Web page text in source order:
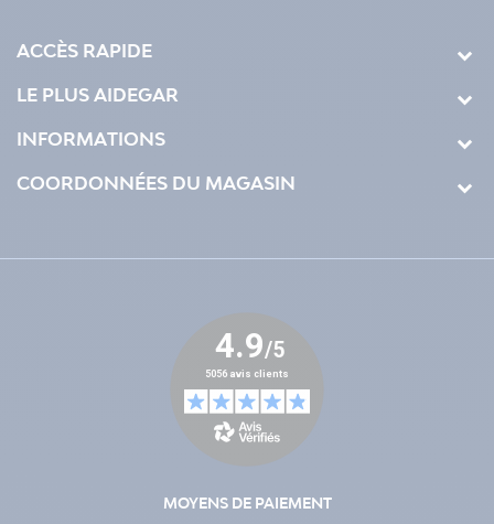
ACCÈS RAPIDE
LE PLUS AIDEGAR
INFORMATIONS
COORDONNÉES DU MAGASIN
MOYENS DE PAIEMENT